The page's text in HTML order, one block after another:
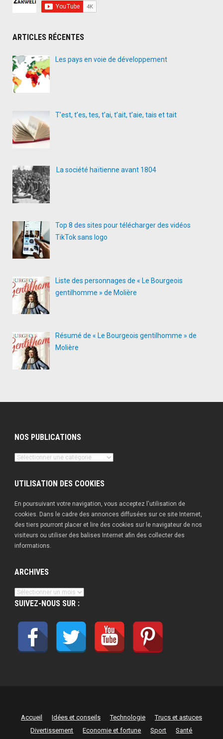
ARTICLES RÉCENTES
Les pays en voie de développement
T’est, t’es, tes, t’ai, t’ait, t’aie, tais et tait
La société haïtienne avant 1804
Top 8 des sites pour télécharger des vidéos
TikTok sans logo
Liste des personnages de « Le Bourgeois
gentilhomme » de Molière
Résumé de « Le Bourgeois gentilhomme » de
Molière
NOS PUBLICATIONS
Nos
UTILISATION DES COOKIES
En poursuivant votre navigation, vous acceptez l'utilisation de
cookies. Dans le cadre des annonces diffusées sur ce site Internet,
des tiers pourront placer et lire des cookies sur le navigateur de nos
visiteurs ou utiliser des balises Internet afin des collecter des
informations.
ARCHIVES
Archives
SUIVEZ-NOUS SUR :
Accueil Idées et conseils Technologie
Trucs et astuces
Divertissement
Economie et fortune Sport Santé